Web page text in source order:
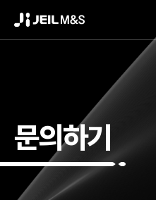
문의하기